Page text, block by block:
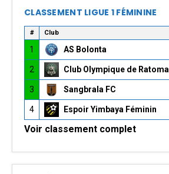
CLASSEMENT LIGUE 1 FÉMININE
# Club
1 AS Bolonta
2 Club Olympique de Ratoma
3 Sangbrala FC
4 Espoir Yimbaya Féminin
Voir classement complet